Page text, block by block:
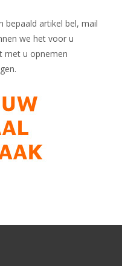
bepaald artikel bel, mail
we het voor u
met u opnemen